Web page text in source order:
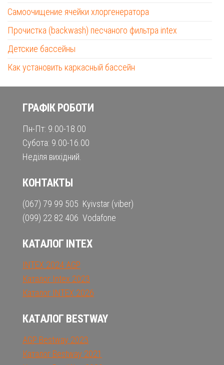
Самоочищение ячейки хлоргенератора
Прочистка (backwash) песчаного фильтра intex
Детские бассейны
Как установить каркасный бассейн
ГРАФІК РОБОТИ
Пн-Пт: 9.00-18.00
Субота: 9.00-16.00
Неділя вихідний.
КОНТАКТЫ
(067) 79 99 505 Kyivstar (viber)
(099) 22 82 406 Vodafone
КАТАЛОГ INTEX
INTEX 2024 AGP
Каталог Intex 2023
Каталог INTEX 2026
КАТАЛОГ BESTWAY
AGP Bestway 2023
Каталог Bestway 2021